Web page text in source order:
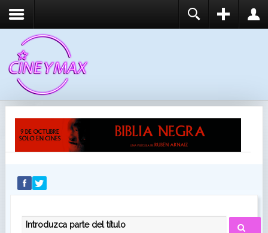
RECUÉRDEME
IDENTIFICARSE
INTRODUZCA PARTE DEL TÍTULO